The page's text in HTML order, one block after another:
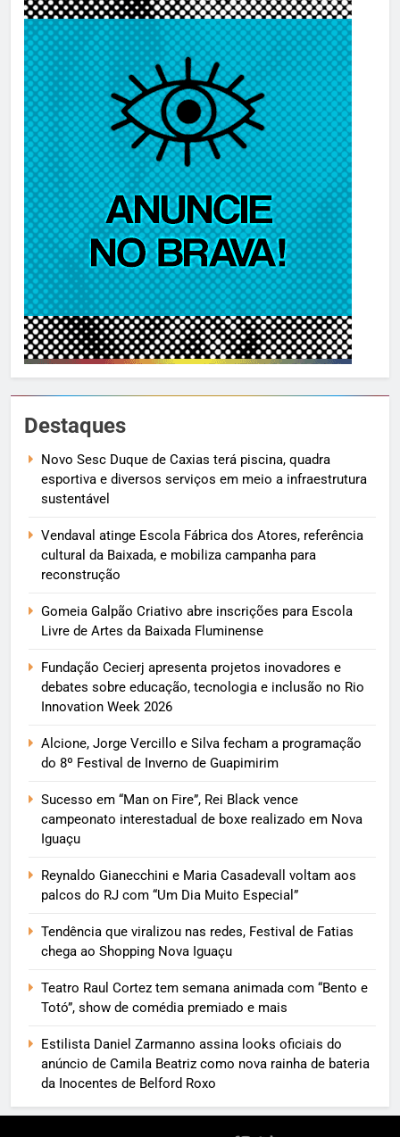
Destaques
Novo Sesc Duque de Caxias terá piscina, quadra
esportiva e diversos serviços em meio a infraestrutura
sustentável
Vendaval atinge Escola Fábrica dos Atores, referência
cultural da Baixada, e mobiliza campanha para
reconstrução
Gomeia Galpão Criativo abre inscrições para Escola
Livre de Artes da Baixada Fluminense
Fundação Cecierj apresenta projetos inovadores e
debates sobre educação, tecnologia e inclusão no Rio
Innovation Week 2026
Alcione, Jorge Vercillo e Silva fecham a programação
do 8º Festival de Inverno de Guapimirim
Sucesso em “Man on Fire”, Rei Black vence
campeonato interestadual de boxe realizado em Nova
Iguaçu
Reynaldo Gianecchini e Maria Casadevall voltam aos
palcos do RJ com “Um Dia Muito Especial”
Tendência que viralizou nas redes, Festival de Fatias
chega ao Shopping Nova Iguaçu
Teatro Raul Cortez tem semana animada com “Bento e
Totó”, show de comédia premiado e mais
Estilista Daniel Zarmanno assina looks oficiais do
anúncio de Camila Beatriz como nova rainha de bateria
da Inocentes de Belford Roxo